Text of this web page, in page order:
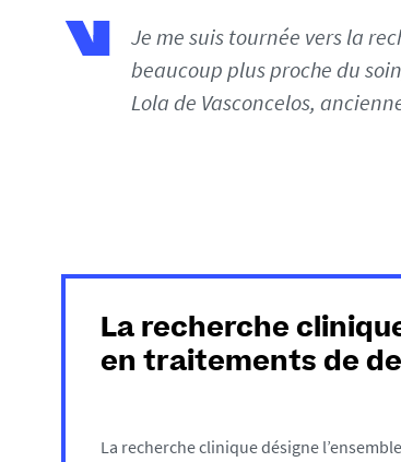
e
Je me suis tournée vers la
beaucoup plus proche du
Lola de Vasconcelos,
La recherche
en traitements de
La recherche clinique désigne